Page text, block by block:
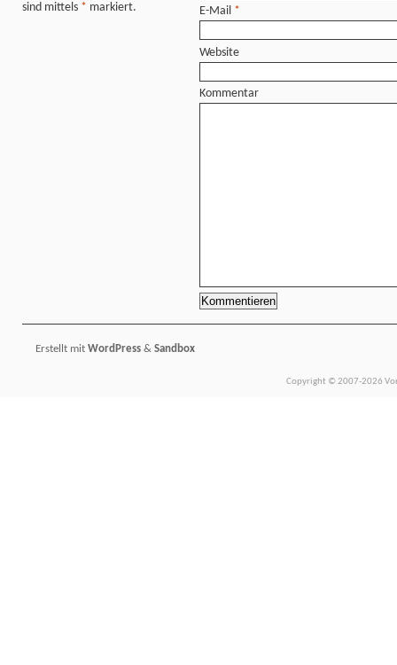
sind mittels * markiert. E-Mail *
Website
Kommentar
Erstellt mit WordPress & Sandbox
Copyright © 2007-2026